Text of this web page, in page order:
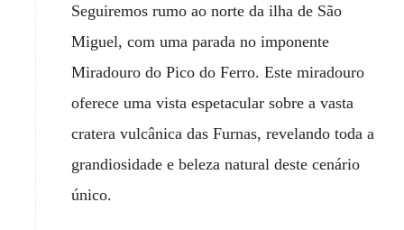
Seguiremos rumo ao norte da ilha de São
Miguel, com uma parada no imponente
Miradouro do Pico do Ferro. Este miradouro
oferece uma vista espetacular sobre a vasta
cratera vulcânica das Furnas, revelando toda a
grandiosidade e beleza natural deste cenário
único.